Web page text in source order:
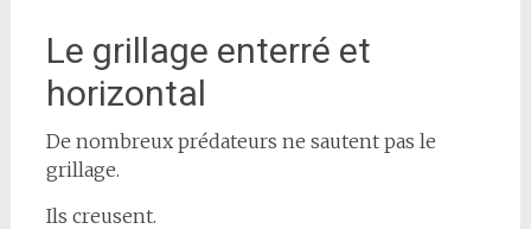
Le grillage enterré et
horizontal
De nombreux prédateurs ne sautent pas le
grillage.
Ils creusent.